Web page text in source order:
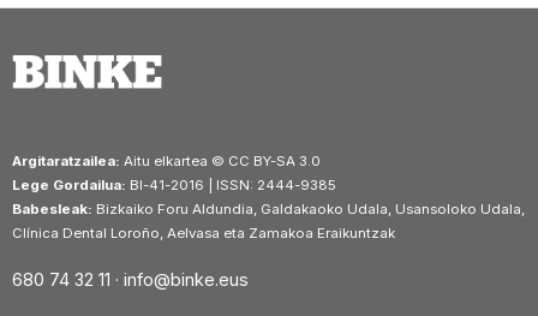
Argitaratzailea: Aitu elkartea © CC BY-SA 3.0
Lege Gordailua: BI-41-2016 | ISSN: 2444-9385
Babesleak: Bizkaiko Foru Aldundia, Galdakaoko Udala, Usansoloko Udala,
Clínica Dental Loroño, Aelvasa eta Zamakoa Eraikuntzak
680 74 32 11 · info@binke.eus